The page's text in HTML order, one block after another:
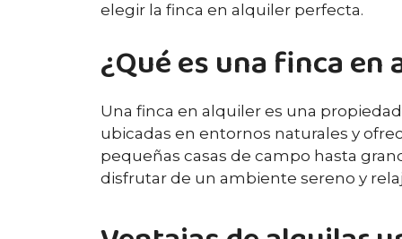
elegir la finca en alquiler perfecta.
¿Qué es una finca en
Una finca en alquiler es una
ubicadas en entornos naturales y
pequeñas casas de campo hasta
disfrutar de un ambiente sereno y